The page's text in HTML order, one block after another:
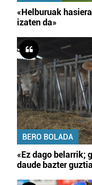
«Helburuak
izaten da»
BERO BOLADA
«Ez dago belarrik;
daude bazter